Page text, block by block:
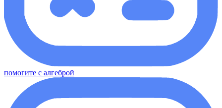
помогите с алгеброй